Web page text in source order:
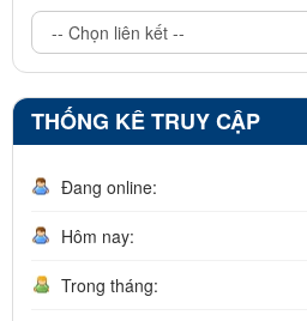
THỐNG KÊ TRUY CẬP
Đang online:
Hôm nay:
Trong tháng: